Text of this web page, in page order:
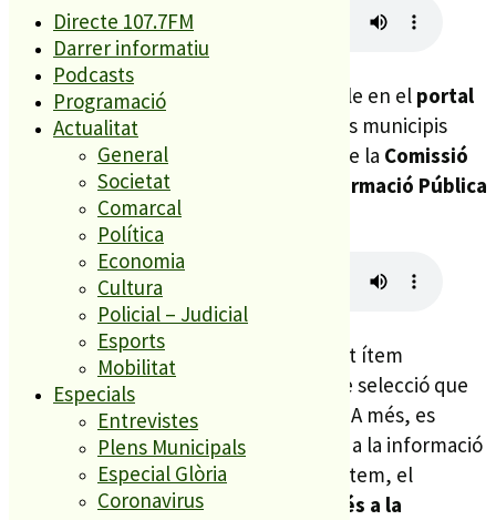
Directe 107.7FM
Darrer informatiu
Podcasts
Programació
Actualitat
General
Societat
Comarcal
Política
Economia
Cultura
Policial – Judicial
Esports
Mobilitat
Especials
Entrevistes
Plens Municipals
Especial Glòria
Coronavirus
Aquest és un recurs que està disponible en el portal
de transparència municipal
i que pocs municipis
ofereixen. No és obligatori, però des de la Comissió
de Garantia del Dret d’Accés a la Informació Pública
(GAIP) es recomana.
La informació que es publica en aquest ítem
s’actualitza després de cada procés de selecció que
es realitza a l’Ajuntament de Palafolls. A més, es
tracta d’una de les demandes d’accés a la informació
que més feia la població. Amb aquest ítem, el
consistori continua apostant per l’
accés a la